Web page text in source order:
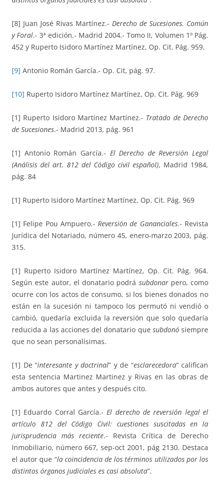
[8] Juan José Rivas Martínez.- Derecho de Sucesiones. Común
y Foral.- 3ª edición.- Madrid 2004.- Tomo II, Volumen 1º Pág.
452 y Ruperto Isidoro Martínez Martínez, Op. Cit. Pág. 959.
[9] Antonio Román García.- Op. Cit, pág. 97.
[10] Ruperto Isidoro Martínez Martínez, Op. Cit. Pág. 969
[1] Ruperto Isidoro Martínez Martínez.- Tratado de Derecho
de Sucesiones.- Madrid 2013, pág. 961
[1] Antonio Román García.- El Derecho de Reversión Legal
(Análisis del art. 812 del Código civil español), Madrid 1984,
pág. 84
[1] Ruperto Isidoro Martínez Martínez, Op. Cit. Pág. 969
[1] Felipe Pou Ampuero.-Reversión de Gananciales.- Revista
Jurídica del Notariado, número 45, enero-marzo 2003, pág.
315.
[1] Ruperto Isidoro Martínez Martínez, Op. Cit. Pág. 964.
Según este autor, el donatario podrá subdonarpero, como
ocurre con los actos de consumo, si los bienes donados no
están en la sucesión ni tampoco los permutó ni vendió o
cambió, quedaría excluida la reversión que solo quedaría
reducida a las acciones del donatario que subdonósiempre
que no sean personalísimas.
[1] De “interesante y doctrinal” y de “esclarecedora” califican
esta sentencia Martinez Martinez y Rivas en las obras de
ambos autores que antes y después cito.
[1] Eduardo Corral García.-El derecho de reversión legal el
artículo 812 del Código Civil: cuestiones suscitadas en la
jurisprudencia más reciente.- Revista Crítica de Derecho
Inmobiliario, número 667, sep-oct 2001, pág 2130. Destaca
el autor que “la coincidencia de los términos utilizados por los
distintos órganos judiciales es casi absoluta”.